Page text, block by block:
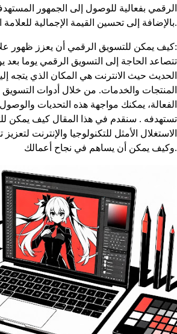
الرقمي بفعالية للوصول إلى الجمهور
بالإضافة إلى تحسين القيمة الإجمالية للعلامة التجارية لديك.
كيف يمكن للتسويق الرقمي أن يعزز ظهور علامتك التجارية؟:
تتصاعد الحاجة إلى التسويق الرقمي يوما بعد
الحديث حيث الانترنت هي المكان الذي يتجه
المنتجات والخدمات. من خلال أدوات التسويق
الفعالة، يمكنك مواجهة هذه التحديات
تستهدفه . سنقدم في هذا المقال كيف يمكن
الاستغلال الأمثل للتكنولوجيا والإنترنت
وكيف يمكن أن يساهم في نجاح أعمالك.